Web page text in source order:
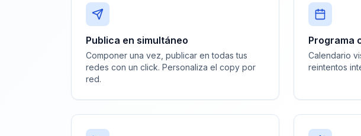
Publica en simultáneo
Componer una vez, publicar en todas tus
redes con un click. Personaliza el copy por
red.
Programa
Calendario
reintentos